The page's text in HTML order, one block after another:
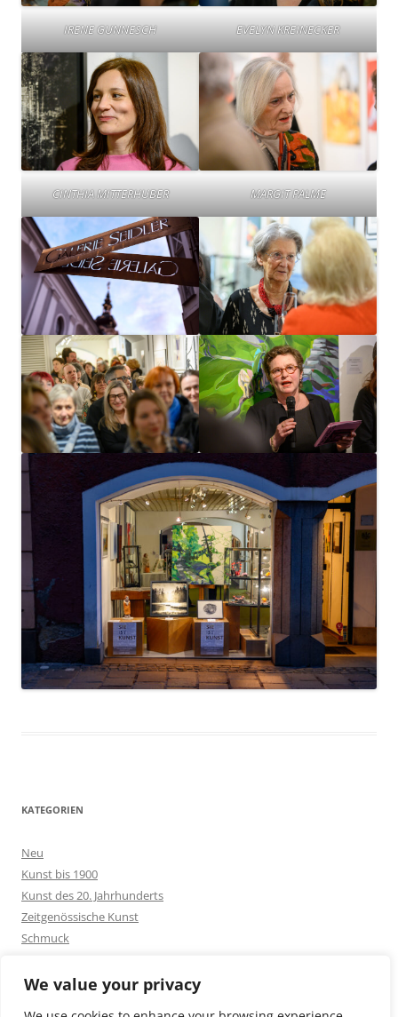
We value your privacy
IRENE GUNNESCH EVELYN KREINECKER
CINTHIA MITTERHUBER MARGIT PALME
KATEGORIEN
Neu
Kunst bis 1900
Kunst des 20. Jahrhunderts
Zeitgenössische Kunst
Schmuck
Silberschmuck